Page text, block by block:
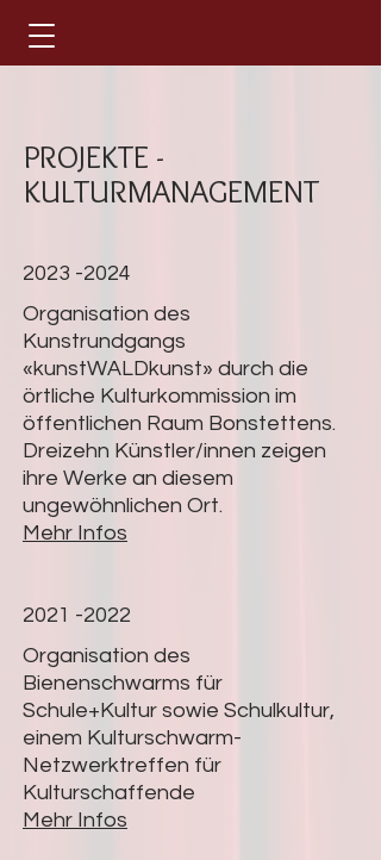
PROJEKTE -
KULTURMANAGEMENT
2023 -2024
Organisation des
Kunstrundgangs
«kunstWALDkunst» durch die
örtliche Kulturkommission im
öffentlichen Raum Bonstettens.
Dreizehn Künstler/innen zeigen
ihre Werke an diesem
ungewöhnlichen Ort.
Mehr Infos
2021 -2022
Organisation des
Bienenschwarms für
Schule+Kultur sowie Schulkultur,
einem Kulturschwarm-
Netzwerktreffen für
Kulturschaffende
Mehr Infos